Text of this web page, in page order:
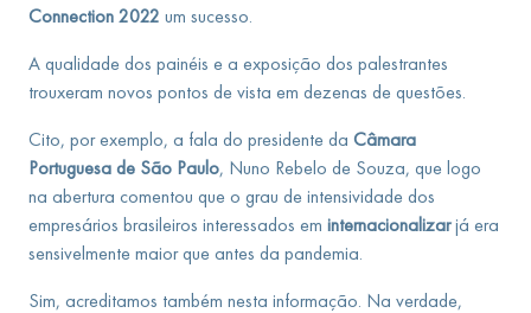
Connection 2022 um sucesso.
A qualidade dos painéis e a exposição dos palestrantes
trouxeram novos pontos de vista em dezenas de questões.
Cito, por exemplo, a fala do presidente da Câmara
Portuguesa de São Paulo, Nuno Rebelo de Souza, que logo
na abertura comentou que o grau de intensividade dos
empresários brasileiros interessados em internacionalizarjá era
sensivelmente maior que antes da pandemia.
Sim, acreditamos também nesta informação. Na verdade,